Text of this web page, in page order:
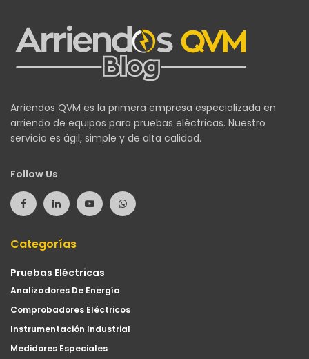
Arriendos QVM es la primera empresa especializada en
arriendo de equipos para pruebas eléctricas. Nuestro
servicio es ágil, simple y de alta calidad.
Follow Us
Categorías
Pruebas Eléctricas
Analizadores De Energía
Comprobadores Eléctricos
Instrumentación Industrial
Medidores Especiales